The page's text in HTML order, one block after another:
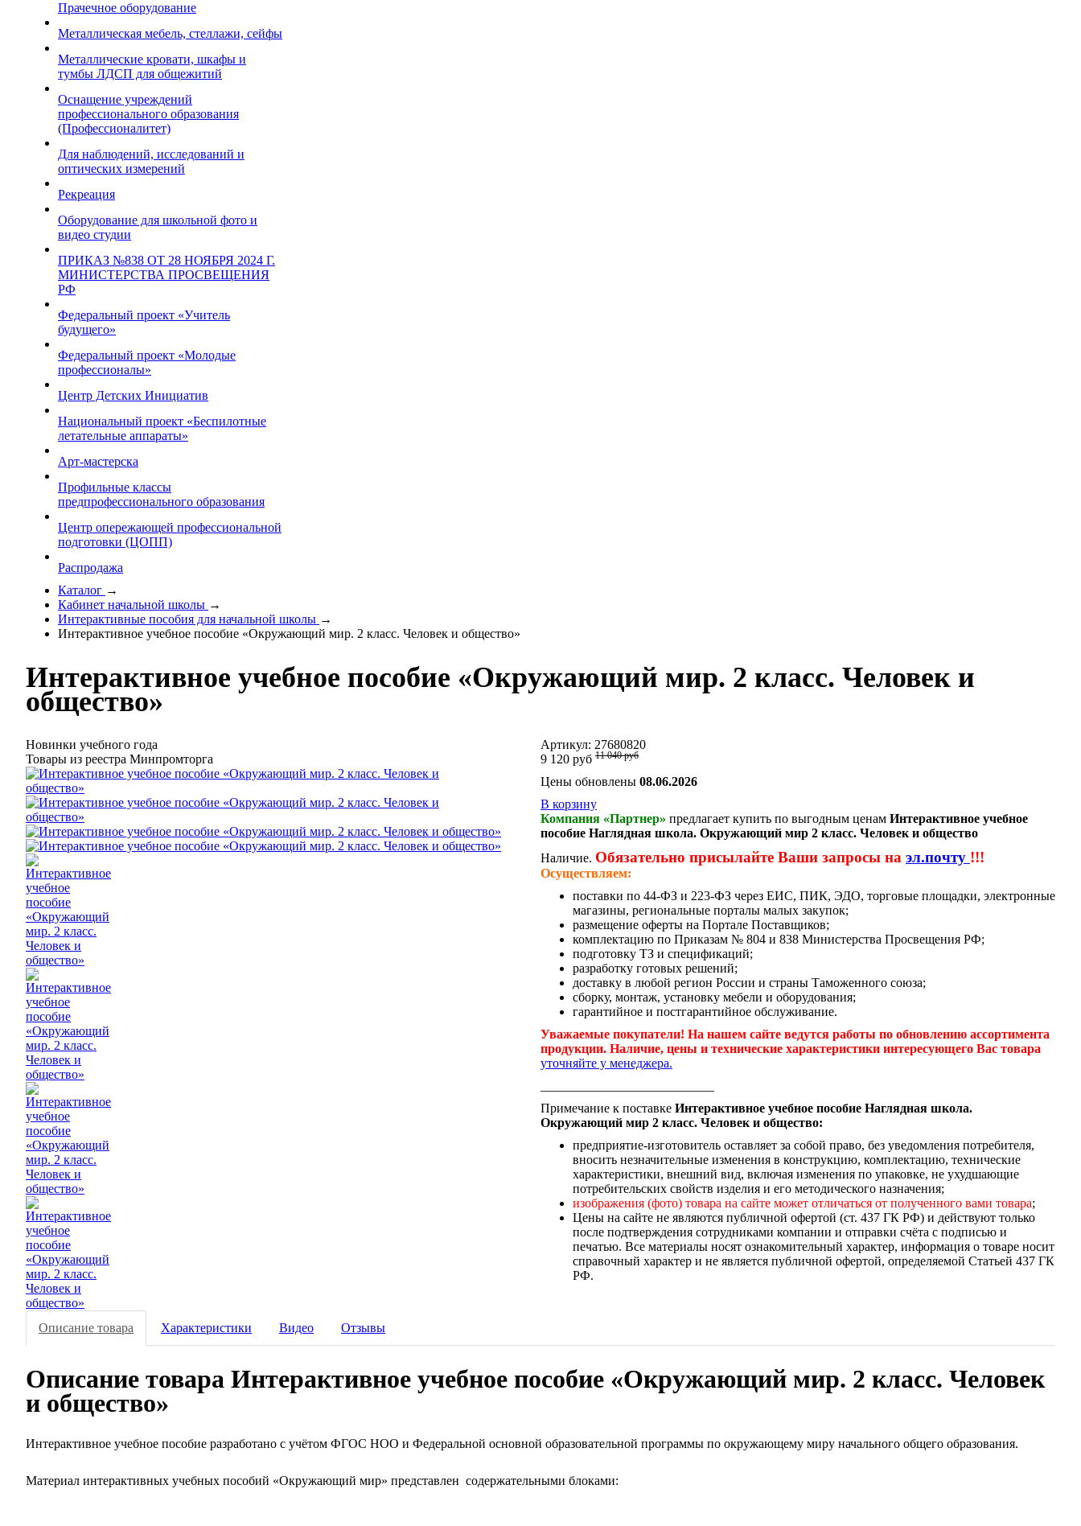
Прачечное оборудование
Металлическая мебель, стеллажи, сейфы
Металлические кровати, шкафы и
тумбы ЛДСП для общежитий
Оснащение учреждений
профессионального образования
(Профессионалитет)
Для наблюдений, исследований и
оптических измерений
Рекреация
Оборудование для школьной фото и
видео студии
ПРИКАЗ №838 ОТ 28 НОЯБРЯ 2024 Г.
МИНИСТЕРСТВА ПРОСВЕЩЕНИЯ
РФ
Федеральный проект «Учитель
будущего»
Федеральный проект «Молодые
профессионалы»
Центр Детских Инициатив
Национальный проект «Беспилотные
летательные аппараты»
Арт-мастерска
Профильные классы
предпрофессионального образования
Центр опережающей профессиональной
подготовки (ЦОПП)
Распродажа
Каталог →
Кабинет начальной школы →
Интерактивные пособия для начальной школы →
Интерактивное учебное пособие «Окружающий мир. 2 класс. Человек и общество»
Интерактивное учебное пособие «Окружающий мир. 2 класс. Человек и
общество»
Новинки учебного года
Товары из реестра Минпромторга
Артикул: 27680820
9 120 руб 11 040 руб
Цены обновлены 08.06.2026
В корзину
Компания «Партнер» предлагает купить по выгодным ценам Интерактивное учебное
пособие Наглядная школа. Окружающий мир 2 класс. Человек и общество
Наличие. Обязательно присылайте Ваши запросы на эл.почту !!!
Осуществляем:
поставки по 44-ФЗ и 223-ФЗ через ЕИС, ПИК, ЭДО, торговые площадки, электронные
магазины, региональные порталы малых закупок;
размещение оферты на Портале Поставщиков;
комплектацию по Приказам № 804 и 838 Министерства Просвещения РФ;
подготовку ТЗ и спецификаций;
разработку готовых решений;
доставку в любой регион России и страны Таможенного союза;
сборку, монтаж, установку мебели и оборудования;
гарантийное и постгарантийное обслуживание.
Уважаемые покупатели! На нашем сайте ведутся работы по обновлению ассортимента
продукции. Наличие, цены и технические характеристики интересующего Вас товара
уточняйте у менеджера.
Примечание к поставке Интерактивное учебное пособие Наглядная школа.
Окружающий мир 2 класс. Человек и общество:
предприятие-изготовитель оставляет за собой право, без уведомления потребителя,
вносить незначительные изменения в конструкцию, комплектацию, технические
характеристики, внешний вид, включая изменения по упаковке, не ухудшающие
потребительских свойств изделия и его методического назначения;
изображения (фото) товара на сайте может отличаться от полученного вами товара;
Цены на сайте не являются публичной офертой (ст. 437 ГК РФ) и действуют только
после подтверждения сотрудниками компании и отправки счёта с подписью и
печатью. Все материалы носят ознакомительный характер, информация о товаре носит
справочный характер и не является публичной офертой, определяемой Статьей 437 ГК
РФ.
Описание товара Характеристики Видео Отзывы
Описание товара Интерактивное учебное пособие «Окружающий мир. 2 класс. Человек
и общество»
Интерактивное учебное пособие разработано с учётом ФГОС НОО и Федеральной основной образовательной программы по окружающему миру начального общего образования.
Материал интерактивных учебных пособий «Окружающий мир» представлен содержательными блоками: